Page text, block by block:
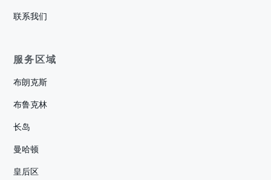
联系我们
服务区域
布朗克斯
布鲁克林
长岛
曼哈顿
皇后区